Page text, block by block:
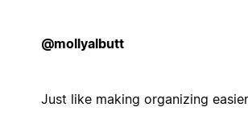
@mollyalbutt
Just like making organizing easier